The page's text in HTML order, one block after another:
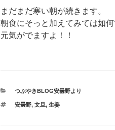
まだまだ寒い朝が続きます。
朝食にそっと加えてみては如何
元気がでますよ！！
カ
ゴ
つぶやきBLOG安曇野より
タ
安曇野, 文旦, 生姜